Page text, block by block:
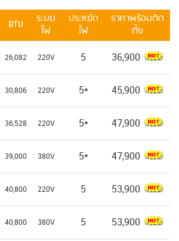
BTU
ระบบ
ไฟ
ประหยัด
ไฟ
ราคาพร้อมติด
ตั้ง
26,082 220V 5 36,900
30,806 220V 5* 45,900
36,528 220V 5* 47,900
39,000 380V 5* 47,900
40,800 220V 5 53,900
40,800 380V 5 53,900